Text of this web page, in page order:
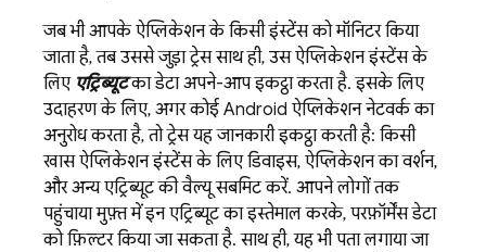
जब भी आपके ऐप्लिकेशन के किसी इंस्टेंस को मॉनिटर किया
जाता है, तब उससे जुड़ा ट्रेस साथ ही, उस ऐप्लिकेशन इंस्टेंस के
लिए एट्रिब्यूटका डेटा अपने-आप इकट्ठा करता है. इसके लिए
उदाहरण के लिए, अगर कोई Android ऐप्लिकेशन नेटवर्क का
अनुरोध करता है, तो ट्रेस यह जानकारी इकट्ठा करती है: किसी
खास ऐप्लिकेशन इंस्टेंस के लिए डिवाइस, ऐप्लिकेशन का वर्शन,
और अन्य एट्रिब्यूट की वैल्यू सबमिट करें. आपने लोगों तक
पहुंचाया मुफ़्त में इन एट्रिब्यूट का इस्तेमाल करके, परफ़ॉर्मेंस डेटा
को फ़िल्टर किया जा सकता है. साथ ही, यह भी पता लगाया जा